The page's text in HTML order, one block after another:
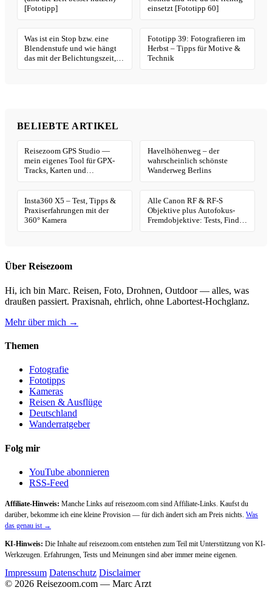
[Fototipp]
einsetzt [Fototipp 60]
Was ist ein Stop bzw. eine
Blendenstufe und wie hängt
das mit der Belichtungszeit,
Fototipp 39: Fotografieren im
Herbst – Tipps für Motive &
Technik
BELIEBTE ARTIKEL
Reisezoom GPS Studio —
mein eigenes Tool für GPX-
Tracks, Karten und
Havelhöhenweg – der
wahrscheinlich schönste
Wanderweg Berlins
Insta360 X5 – Test, Tipps &
Praxiserfahrungen mit der
360° Kamera
Alle Canon RF & RF-S
Objektive plus Autofokus-
Fremdobjektive: Tests, Finder
Über Reisezoom
Hi, ich bin Marc. Reisen, Foto, Drohnen, Outdoor — alles, was
draußen passiert. Praxisnah, ehrlich, ohne Labortest-Hochglanz.
Mehr über mich →
Themen
Fotografie
Fototipps
Kameras
Reisen & Ausflüge
Deutschland
Wanderratgeber
Folg mir
YouTube abonnieren
RSS-Feed
Affiliate-Hinweis: Manche Links auf reisezoom.com sind Affiliate-Links. Kaufst du
darüber, bekomme ich eine kleine Provision — für dich ändert sich am Preis nichts. Was
das genau ist →
KI-Hinweis: Die Inhalte auf reisezoom.com entstehen zum Teil mit Unterstützung von KI-
Werkzeugen. Erfahrungen, Tests und Meinungen sind aber immer meine eigenen.
Impressum Datenschutz Disclaimer
© 2026 Reisezoom.com — Marc Arzt